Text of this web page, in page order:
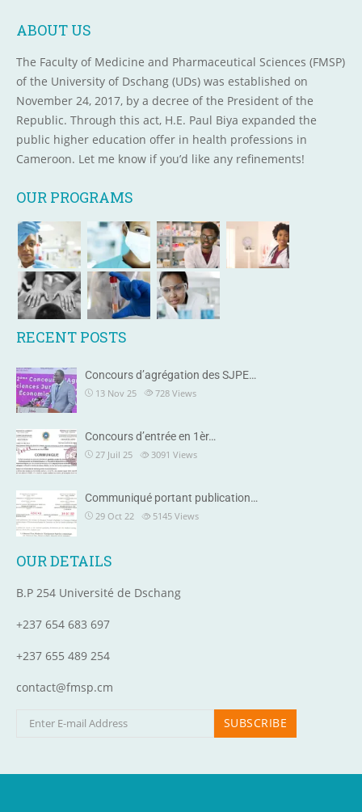
ABOUT US
The Faculty of Medicine and Pharmaceutical Sciences (FMSP)
of the University of Dschang (UDs) was established on
November 24, 2017, by a decree of the President of the
Republic. Through this act, H.E. Paul Biya expanded the
public higher education offer in health professions in
Cameroon. Let me know if you’d like any refinements!
OUR PROGRAMS
RECENT POSTS
Concours d’agrégation des SJPE…
13 Nov 25 728 Views
Concours d’entrée en 1èr…
27 Juil 25 3091 Views
Communiqué portant publication…
29 Oct 22 5145 Views
OUR DETAILS
B.P 254 Université de Dschang
+237 654 683 697
+237 655 489 254
contact@fmsp.cm